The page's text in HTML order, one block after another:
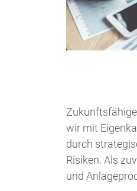
wir mit
durch
Risiken. Als
und